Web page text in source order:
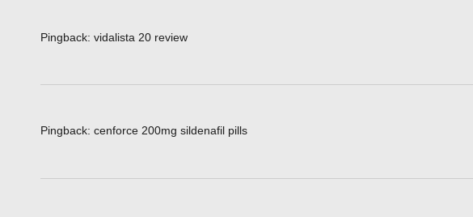
Pingback: vidalista 20 review
Pingback: cenforce 200mg sildenafil pills